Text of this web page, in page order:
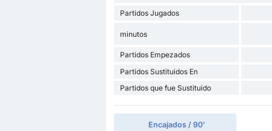
Partidos Jugados
minutos
Partidos Empezados
Partidos Sustituidos En
Partidos que fue Sustituido
Encajados / 90'